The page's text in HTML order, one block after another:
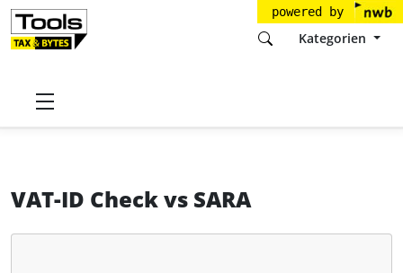
powered by
Kategorien
Startseite
VAT-ID Checkvs SARA